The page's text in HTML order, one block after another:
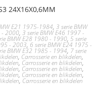
E21 1975-1984, 3 serie BMW
- 2000, 3 serie BMW E46 1997 -
BMW E28 1980 - 1990, 5 serie
- 2003, 6 serie BMW E24 1975 -
BMW E32 1985 - 1994, 7 serie
, Carrosserie en blikdelen,
, Carrosserie en blikdelen,
, Carrosserie en blikdelen,
, Carrosserie en blikdelen,
, Carrosserie en blikdelen